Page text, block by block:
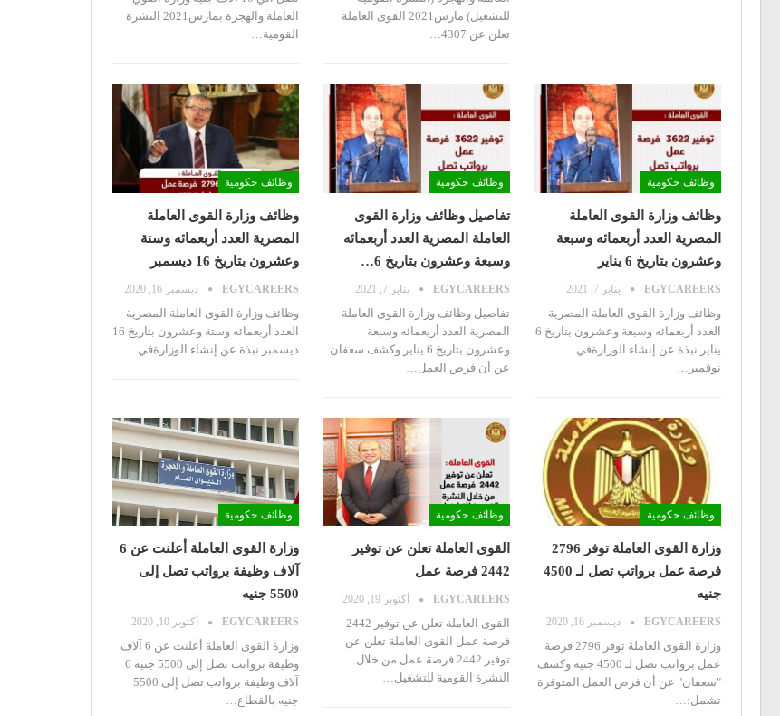
للتشغيل) مارس2021
القوى العاملة
تعلن عن 4307
…
العاملة والهجرة بمارس2021
النشرة
القومية…
وظائف حكومية
وظائف وزارة القوى العاملة
المصرية العدد أربعمائه وسبعة
وعشرون بتاريخ 6 يناير
EGYCAREERS يناير 7, 2021
وظائف وزارة القوى العاملة المصرية
العدد أربعمائه وسبعة وعشرون بتاريخ 6
يناير نبذة عن إنشاء الوزارةفي
نوفمبر
وظائف حكومية
تفاصيل وظائف وزارة القوى
العاملة المصرية العدد أربعمائه
وسبعة وعشرون بتاريخ 6…
EGYCAREERS يناير 7, 2021
تفاصيل وظائف وزارة القوى العاملة
المصرية العدد أربعمائه وسبعة
وعشرون بتاريخ 6 يناير
وكشف سعفان
عن أن فرص العمل
وظائف حكومية
وظائف وزارة القوى العاملة
المصرية العدد أربعمائه وستة
وعشرون بتاريخ 16 ديسمبر
EGYCAREERS ديسمبر 16, 2020
وظائف وزارة القوى العاملة المصرية
العدد أربعمائه وستة وعشرون بتاريخ 16
ديسمبر نبذة عن إنشاء الوزارةفي
وظائف حكومية
وزارة القوى العاملة توفر 2796
فرصة عمل برواتب تصل لـ 4500
جنيه
EGYCAREERS ديسمبر 16, 2020
وزارة القوى العاملة توفر 2796 فرصة
عمل برواتب تصل لـ 4500 جنيه
وكشف
"سعفان" عن أن فرص العمل المتوفرة
تشمل:…
وظائف حكومية
القوى العاملة تعلن عن توفير
2442 فرصة عمل
EGYCAREERS أكتوبر 19, 2020
القوى العاملة تعلن عن توفير 2442
فرصة عمل القوى العاملة تعلن عن
توفير 2442 فرصة عمل من خلال
النشرة القومية للتشغيل…
وظائف حكومية
وزارة القوى العاملة أعلنت عن 6
آلاف وظيفة برواتب تصل إلى
5500 جنيه
EGYCAREERS أكتوبر 10, 2020
وزارة القوى العاملة أعلنت عن 6 آلاف
وظيفة برواتب تصل إلى 5500 جنيه 6
آلاف وظيفة برواتب تصل إلى 5500
جنيه بالقطاع…